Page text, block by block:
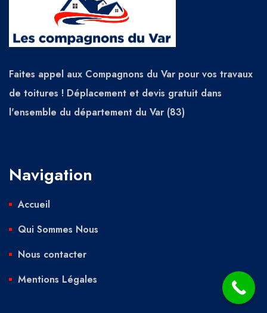
Faites appel aux Compagnons du Var pour vos travaux
de toitures ! Déplacement et devis gratuit dans
l'ensemble du département du Var (83)
Navigation
Accueil
Qui Sommes Nous
Nous contacter
Mentions Légales